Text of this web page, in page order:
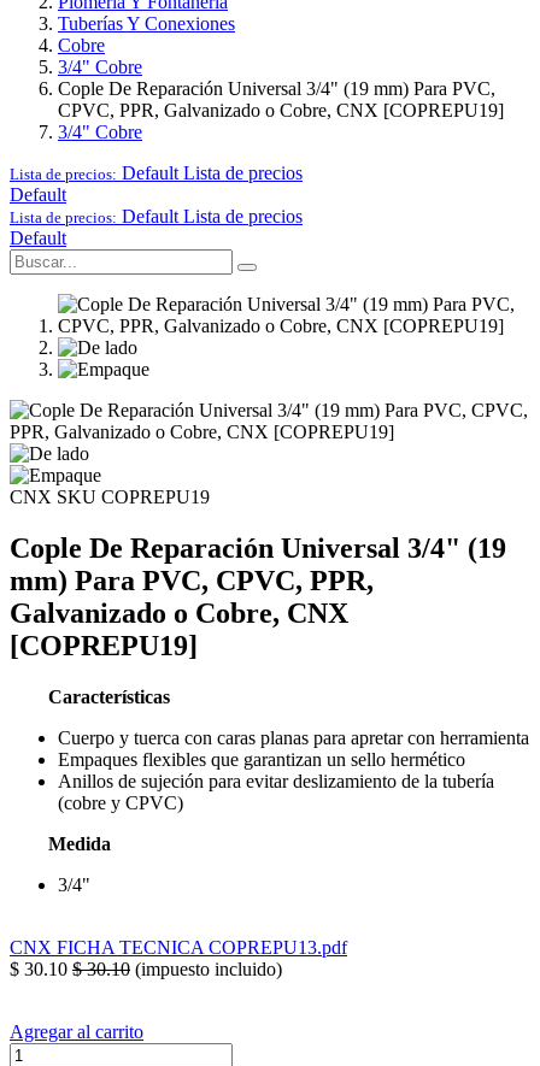
Tuberías Y Conexiones
Cobre
3/4" Cobre
Cople De Reparación Universal 3/4" (19 mm) Para PVC,
CPVC, PPR, Galvanizado o Cobre, CNX [COPREPU19]
3/4" Cobre
Lista de precios: Default Lista de precios
Default
Lista de precios: Default Lista de precios
Default
CNX SKU COPREPU19
Cople De Reparación Universal 3/4" (19
mm) Para PVC, CPVC, PPR,
Galvanizado o Cobre, CNX
[COPREPU19]
Características
Cuerpo y tuerca con caras planas para apretar con herramienta
Empaques flexibles que garantizan un sello hermético
Anillos de sujeción para evitar deslizamiento de la tubería
(cobre y CPVC)
Medida
3/4"
CNX FICHA TECNICA COPREPU13.pdf
$ 30.10 $30.10 (impuesto incluido)
Agregar al carrito